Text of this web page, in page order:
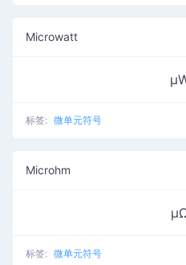
Microwatt
标签: 微单元符号
Microhm
标签: 微单元符号